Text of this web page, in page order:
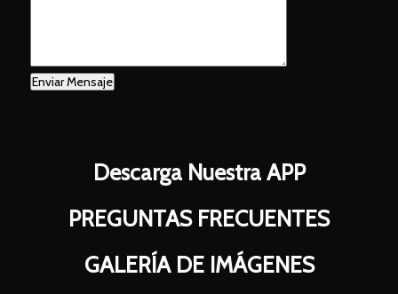
Descarga Nuestra APP
PREGUNTAS FRECUENTES
GALERÍA DE IMÁGENES